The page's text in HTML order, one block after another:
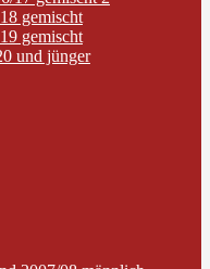
gemischt
gemischt
und jünger